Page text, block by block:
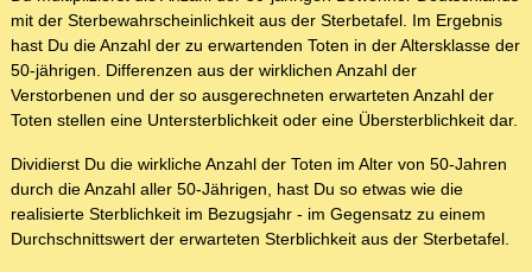
mit der Sterbewahrscheinlichkeit aus der Sterbetafel. Im Ergebnis
hast Du die Anzahl der zu erwartenden Toten in der Altersklasse der
50-jährigen. Differenzen aus der wirklichen Anzahl der
Verstorbenen und der so ausgerechneten erwarteten Anzahl der
Toten stellen eine Untersterblichkeit oder eine Übersterblichkeit dar.
Dividierst Du die wirkliche Anzahl der Toten im Alter von 50-Jahren
durch die Anzahl aller 50-Jährigen, hast Du so etwas wie die
realisierte Sterblichkeit im Bezugsjahr - im Gegensatz zu einem
Durchschnittswert der erwarteten Sterblichkeit aus der Sterbetafel.